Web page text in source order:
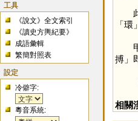
工具
《說文》全文索引
《讀史方輿紀要》
成語彙輯
繁簡對照表
設定
冷僻字:
粵音系統:
此
「環
甲
搏」
《
相關